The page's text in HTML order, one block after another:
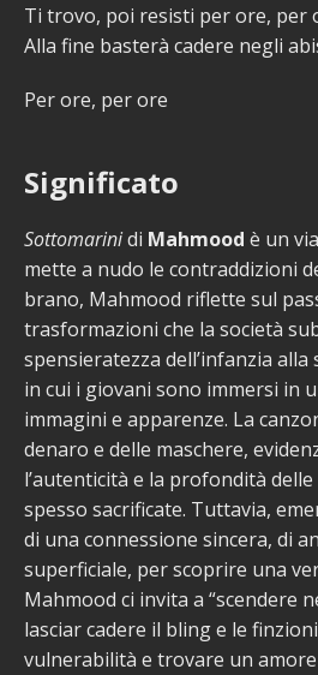
Ti trovo, poi resisti per ore, per
Alla fine basterà cadere negli
Per ore, per ore
Significato
Sottomarinidi Mahmood è un
mette a nudo le contraddizioni
brano, Mahmood riflette sul
trasformazioni che la società
spensieratezza dell’infanzia
in cui i giovani sono immersi in
immagini e apparenze. La
denaro e delle maschere,
l’autenticità e la profondità
spesso sacrificate. Tuttavia,
di una connessione sincera, di
superficiale, per scoprire una
Mahmood ci invita a “scendere
lasciar cadere il bling e le
vulnerabilità e trovare un amore